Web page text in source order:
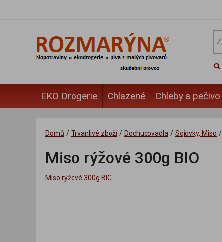
EKO Drogerie Chlazené Chleby a pečivo
Domů / Trvanlivé zboží / Dochucovadla / Sojovky, Miso /
Miso rýžové 300g BIO
Miso rýžové 300g BIO